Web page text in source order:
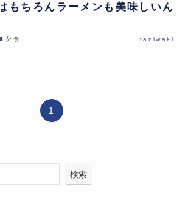
もちろんラーメンも美味しいん
外食 taniwaki
1
検索